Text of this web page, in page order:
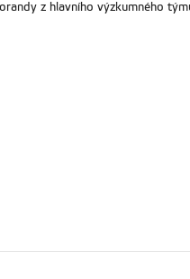
z hlavního výzkumného